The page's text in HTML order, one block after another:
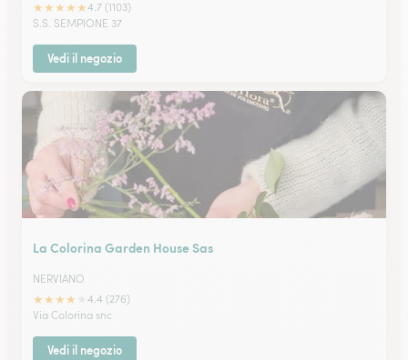
★★★★★4.7 (1103)
S.S. SEMPIONE 37
Vedi il negozio
La Colorina Garden House Sas
NERVIANO
★★★★
4.4 (276)
Via Colorina snc
Vedi il negozio